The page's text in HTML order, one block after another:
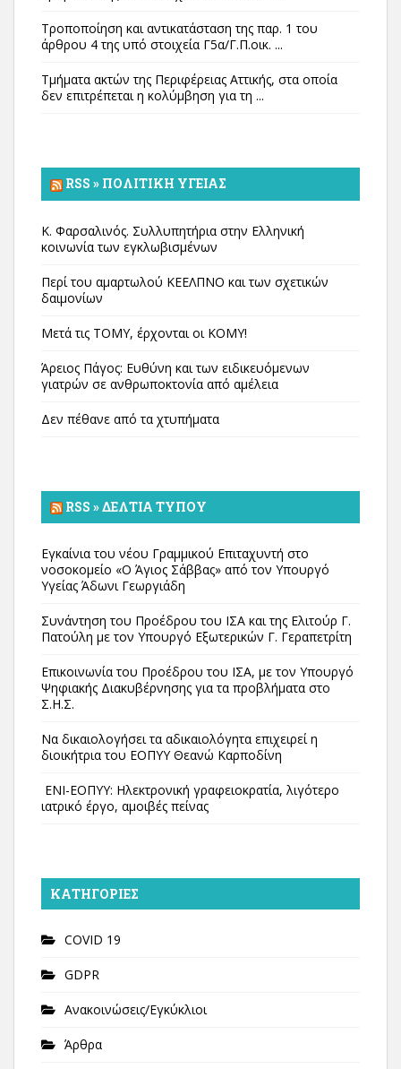
Τροποποίηση και αντικατάσταση της παρ. 1 του
άρθρου 4 της υπό στοιχεία Γ5α/Γ.Π.οικ. ...
Τμήματα ακτών της Περιφέρειας Αττικής, στα οποία
δεν επιτρέπεται η κολύμβηση για τη ...
RSS » ΠΟΛΙΤΙΚΉ ΥΓΕΊΑΣ
Κ. Φαρσαλινός. Συλλυπητήρια στην Ελληνική
κοινωνία των εγκλωβισμένων
Περί του αμαρτωλού ΚΕΕΛΠΝΟ και των σχετικών
δαιμονίων
Μετά τις ΤΟΜΥ, έρχονται οι ΚΟΜΥ!
Άρειος Πάγος: Ευθύνη και των ειδικευόμενων
γιατρών σε ανθρωποκτονία από αμέλεια
Δεν πέθανε από τα χτυπήματα
RSS » ΔΕΛΤΊΑ ΤΎΠΟΥ
Εγκαίνια του νέου Γραμμικού Επιταχυντή στο
νοσοκομείο «Ο Άγιος Σάββας» από τον Υπουργό
Υγείας Άδωνι Γεωργιάδη
Συνάντηση του Προέδρου του ΙΣΑ και της Ελιτούρ Γ.
Πατούλη με τον Υπουργό Εξωτερικών Γ. Γεραπετρίτη
Επικοινωνία του Προέδρου του ΙΣΑ, με τον Υπουργό
Ψηφιακής Διακυβέρνησης για τα προβλήματα στο
Σ.Η.Σ.
Να δικαιολογήσει τα αδικαιολόγητα επιχειρεί η
διοικήτρια του ΕΟΠΥΥ Θεανώ Καρποδίνη
ΕΝΙ-ΕΟΠΥΥ: Ηλεκτρονική γραφειοκρατία, λιγότερο
ιατρικό έργο, αμοιβές πείνας
KΑΤΗΓΟΡΊΕΣ
COVID 19
GDPR
Ανακοινώσεις/Εγκύκλιοι
Άρθρα